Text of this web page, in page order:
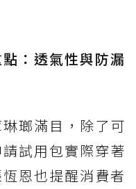
：透氣性與防漏
瑯滿目，除了可
試用包實際穿著
恩也提醒消費者